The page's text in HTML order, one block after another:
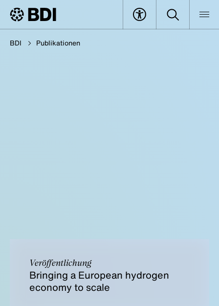
BDI Publikationen
Veröffentlichung
Bringing a European hydrogen
economy to scale